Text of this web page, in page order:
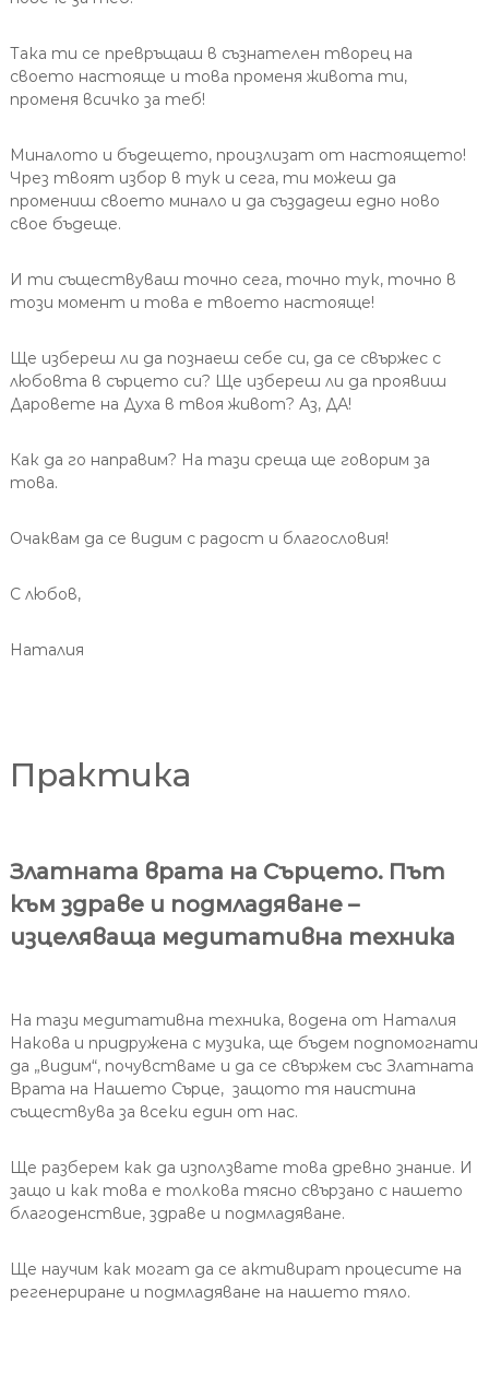
Така ти се превръщаш в съзнателен творец на
своето настояще и това променя живота ти,
променя всичко за теб!
Миналото и бъдещето, произлизат от настоящето!
Чрез твоят избор в тук и сега, ти можеш да
промениш своето минало и да създадеш едно ново
свое бъдеще.
И ти съществуваш точно сега, точно тук, точно в
този момент и това е твоето настояще!
Ще избереш ли да познаеш себе си, да се свържес с
любовта в сърцето си? Ще избереш ли да проявиш
Даровете на Духа в твоя живот? Аз, ДА!
Как да го направим? На тази среща ще говорим за
това.
Очаквам да се видим с радост и благословия!
С любов,
Наталия
Практика
Златната врата на Сърцето. Път
към здраве и подмладяване –
изцеляваща медитативна техника
На тази медитативна техника, водена от Наталия
Накова и придружена с музика, ще бъдем подпомогнати
да „видим“, почувстваме и да се свържем със Златната
Врата на Нашето Сърце, защото тя наистина
съществува за всеки един от нас.
Ще разберем как да използвате това древно знание. И
защо и как това е толкова тясно свързано с нашето
благоденствие, здраве и подмладяване.
Ще научим как могат да се активират процесите на
регенериране и подмладяване на нашето тяло.